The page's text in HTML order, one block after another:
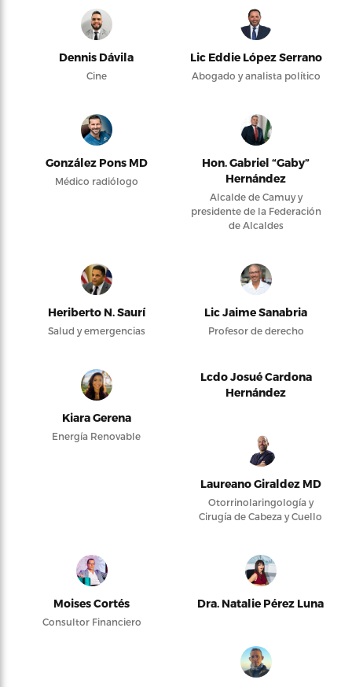
Dennis Dávila
Cine
Lic Eddie López Serrano
Abogado y analista político
González Pons MD
Médico radiólogo
Hon. Gabriel “Gaby”
Hernández
Alcalde de Camuy y
presidente de la Federación
de Alcaldes
Heriberto N. Saurí
Salud y emergencias
Lic Jaime Sanabria
Profesor de derecho
Kiara Gerena
Energía Renovable
Lcdo Josué Cardona
Hernández
Laureano Giraldez MD
Otorrinolaringología y
Cirugía de Cabeza y Cuello
Moises Cortés
Consultor Financiero
Dra. Natalie Pérez Luna